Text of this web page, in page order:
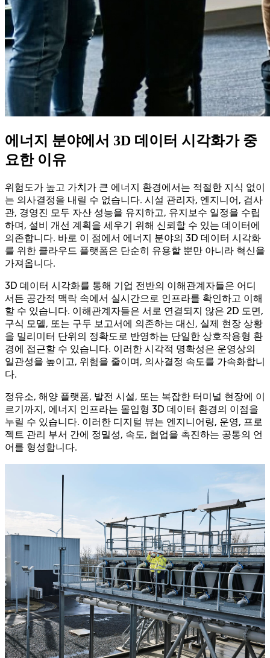
에너지 분야에서 3D 데이터 시각화가 중
요한 이유
위험도가 높고 가치가 큰 에너지 환경에서는 적절한 지식 없이
는 의사결정을 내릴 수 없습니다. 시설 관리자, 엔지니어, 검사
관, 경영진 모두 자산 성능을 유지하고, 유지보수 일정을 수립
하며, 설비 개선 계획을 세우기 위해 신뢰할 수 있는 데이터에
의존합니다. 바로 이 점에서 에너지 분야의 3D 데이터 시각화
를 위한 클라우드 플랫폼은 단순히 유용할 뿐만 아니라 혁신을
가져옵니다.
3D 데이터 시각화를 통해 기업 전반의 이해관계자들은 어디
서든 공간적 맥락 속에서 실시간으로 인프라를 확인하고 이해
할 수 있습니다. 이해관계자들은 서로 연결되지 않은 2D 도면,
구식 모델, 또는 구두 보고서에 의존하는 대신, 실제 현장 상황
을 밀리미터 단위의 정확도로 반영하는 단일한 상호작용형 환
경에 접근할 수 있습니다. 이러한 시각적 명확성은 운영상의
일관성을 높이고, 위험을 줄이며, 의사결정 속도를 가속화합니
다.
정유소, 해양 플랫폼, 발전 시설, 또는 복잡한 터미널 현장에 이
르기까지, 에너지 인프라는 몰입형 3D 데이터 환경의 이점을
누릴 수 있습니다. 이러한 디지털 뷰는 엔지니어링, 운영, 프로
젝트 관리 부서 간에 정밀성, 속도, 협업을 촉진하는 공통의 언
어를 형성합니다.